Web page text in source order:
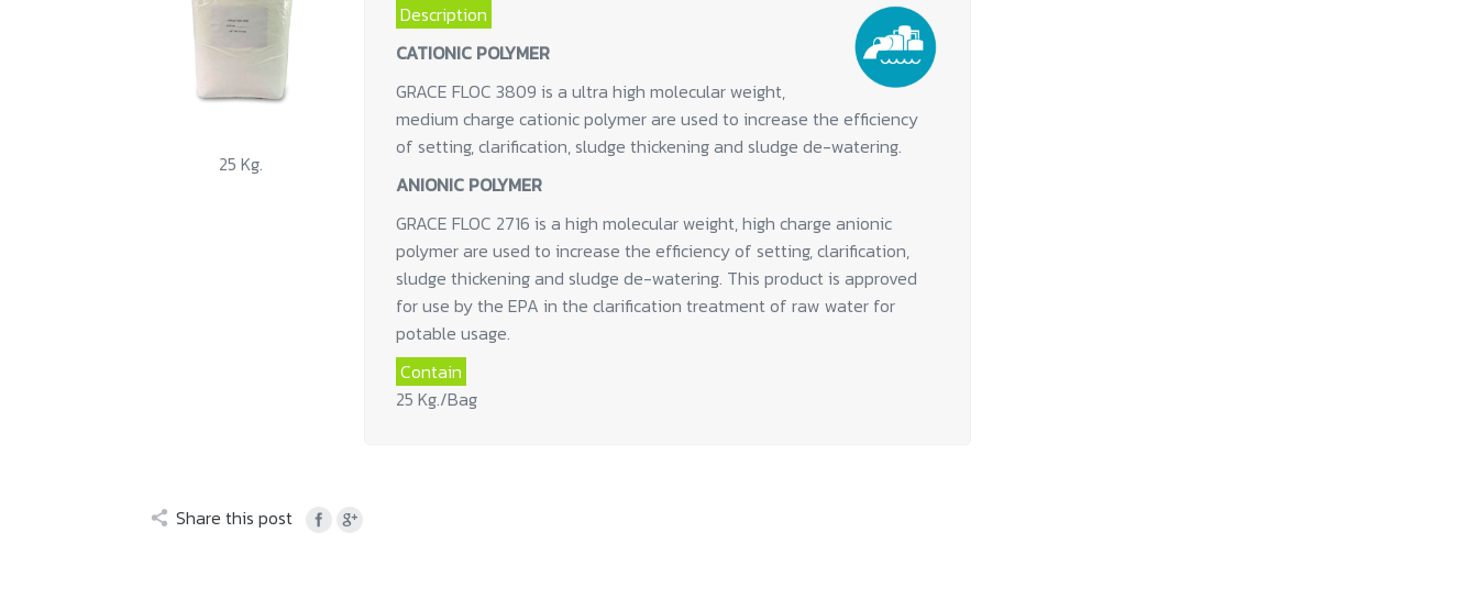
25 Kg.
Description
CATIONIC POLYMER
GRACE FLOC 3809 is a ultra high molecular weight,
medium charge cationic polymer are used to increase the efficiency
of setting, clarification, sludge thickening and sludge de-watering.
ANIONIC POLYMER
GRACE FLOC 2716 is a high molecular weight, high charge anionic
polymer are used to increase the efficiency of setting, clarification,
sludge thickening and sludge de-watering. This product is approved
for use by the EPA in the clarification treatment of raw water for
potable usage.
Contain
25 Kg./Bag
Share this post